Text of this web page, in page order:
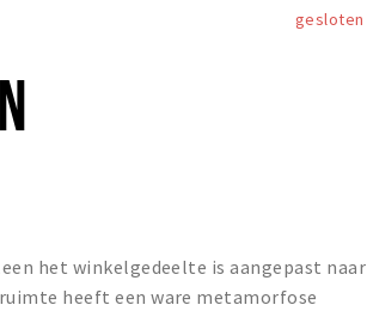
gesloten
het winkelgedeelte is aangepast naar
heeft een ware metamorfose